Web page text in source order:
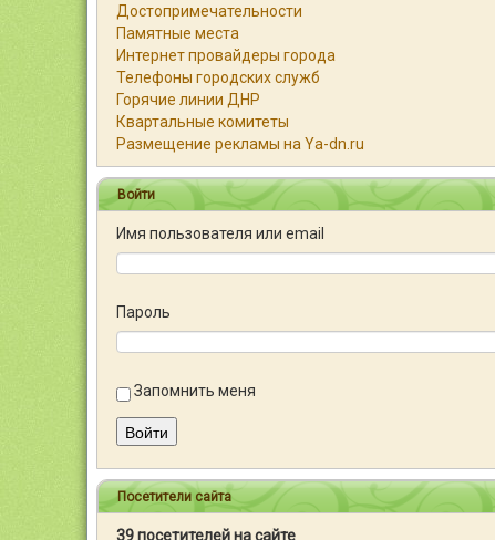
Достопримечательности
Памятные места
Интернет провайдеры города
Телефоны городских служб
Горячие линии ДНР
Квартальные комитеты
Размещение рекламы на Ya-dn.ru
Войти
Имя пользователя или email
Пароль
Запомнить меня
Войти
Посетители сайта
39 посетителей на сайте